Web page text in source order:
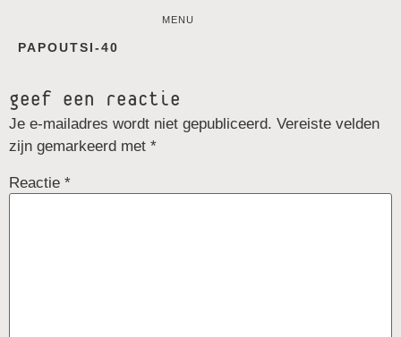
MENU
PAPOUTSI-40
geef een reactie
Je e-mailadres wordt niet gepubliceerd. Vereiste velden
zijn gemarkeerd met *
Reactie *